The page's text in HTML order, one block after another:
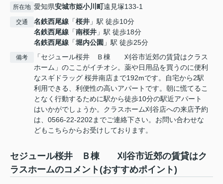
所在地 愛知県安城市姫小川町遠見塚133-1
交通 名鉄西尾線 「桜井 」駅 徒歩10分
名鉄西尾線 「南桜井 」駅 徒歩18分
名鉄西尾線 「堀内公園 」駅 徒歩25分
備考
「セジュール桜井 Ｂ棟 刈谷市近郊の賃貸はクラス
ホーム」のここがイチオシ。薬や日用品を買うのに便利
なスギドラッグ 桜井南店まで192mです。自宅から2駅
利用できる、利便性の高いアパートです。朝に慌てるこ
となく行動するために駅から徒歩10分の駅近アパート
はいかがでしょうか。クラスホーム刈谷店への来店予約
は、0566-22-2202までご連絡下さい。お問い合わせな
どもこちらからお受けしております。
セジュール桜井 Ｂ棟 刈谷市近郊の賃貸はク
ラスホームのコメント(おすすめポイント)